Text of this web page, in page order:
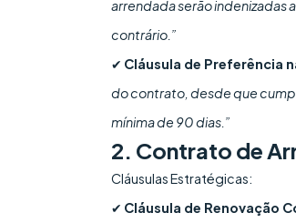
arrendada serão indenizadas
contrário.”
✔ Cláusula de Preferência
do contrato, desde que
mínima de 90 dias.”
2. Contrato de
Cláusulas Estratégicas:
✔ Cláusula de Renovação